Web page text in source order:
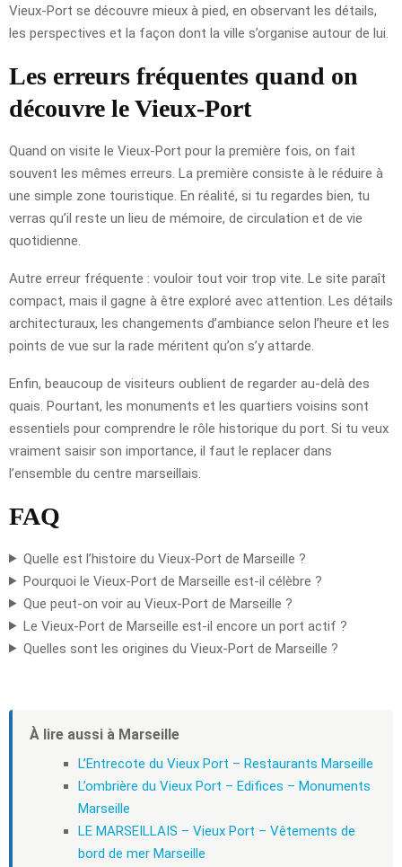
Vieux-Port se découvre mieux à pied, en observant les détails,
les perspectives et la façon dont la ville s’organise autour de lui.
Les erreurs fréquentes quand on
découvre le Vieux-Port
Quand on visite le Vieux-Port pour la première fois, on fait
souvent les mêmes erreurs. La première consiste à le réduire à
une simple zone touristique. En réalité, si tu regardes bien, tu
verras qu’il reste un lieu de mémoire, de circulation et de vie
quotidienne.
Autre erreur fréquente : vouloir tout voir trop vite. Le site paraît
compact, mais il gagne à être exploré avec attention. Les détails
architecturaux, les changements d’ambiance selon l’heure et les
points de vue sur la rade méritent qu’on s’y attarde.
Enfin, beaucoup de visiteurs oublient de regarder au-delà des
quais. Pourtant, les monuments et les quartiers voisins sont
essentiels pour comprendre le rôle historique du port. Si tu veux
vraiment saisir son importance, il faut le replacer dans
l’ensemble du centre marseillais.
FAQ
Quelle est l’histoire du Vieux-Port de Marseille ?
Pourquoi le Vieux-Port de Marseille est-il célèbre ?
Que peut-on voir au Vieux-Port de Marseille ?
Le Vieux-Port de Marseille est-il encore un port actif ?
Quelles sont les origines du Vieux-Port de Marseille ?
À lire aussi à Marseille
L’Entrecote du Vieux Port – Restaurants Marseille
L’ombrière du Vieux Port – Edifices – Monuments
Marseille
LE MARSEILLAIS – Vieux Port – Vêtements de
bord de mer Marseille